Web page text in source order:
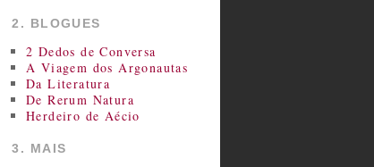
2. BLOGUES
2 Dedos de Conversa
A Viagem dos Argonautas
Da Literatura
De Rerum Natura
Herdeiro de Aécio
3. MAIS